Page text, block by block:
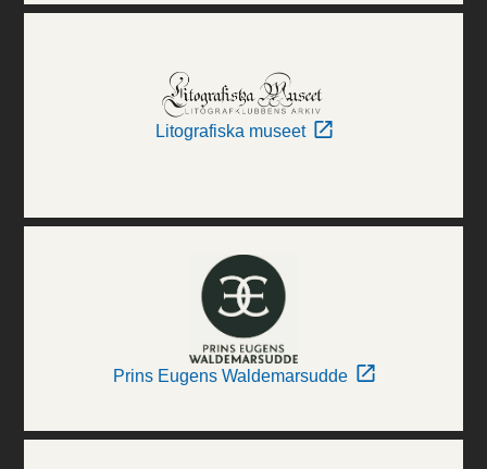
Litografiska museet
Prins Eugens Waldemarsudde